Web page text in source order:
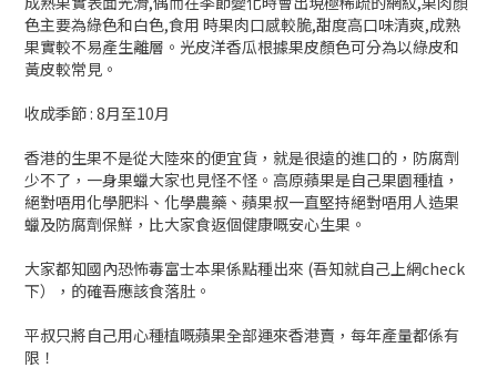
色主要為綠色和白色,食用 時果肉口感較脆,甜度高口味清爽,成熟
果實較不易產生離層。光皮洋香瓜根據果皮顏色可分為以綠皮和
黃皮較常見。
收成季節 : 8月至10月
香港的生果不是從大陸來的便宜貨，就是很遠的進口的，防腐劑
少不了，一身果蠟大家也見怪不怪。高原蘋果是自己果園種植，
絕對唔用化學肥料、化學農藥、蘋果叔一直堅持絕對唔用人造果
蠟及防腐劑保鮮，比大家食返個健康嘅安心生果。
大家都知國內恐怖毒富士本果係點種出來 (吾知就自己上網check
下），的確吾應該食落肚。
平叔只將自己用心種植嘅蘋果全部運來香港賣，每年產量都係有
限！